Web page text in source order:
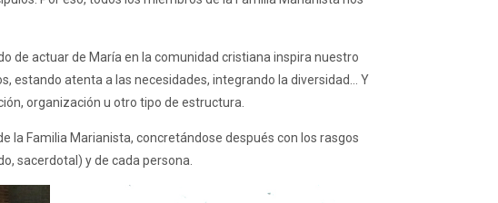
de actuar de María en la comunidad cristiana inspira nuestro
estando atenta a las necesidades, integrando la diversidad… Y
organización u otro tipo de estructura.
la Familia Marianista, concretándose después con los rasgos
sacerdotal) y de cada persona.